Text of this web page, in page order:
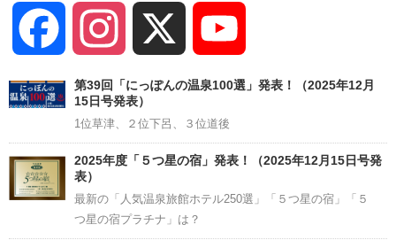
Facebook Instagram
Channel
第39回「にっぽんの温泉100選」発表！（2025年12月
15日号発表）
1位草津、２位下呂、３位道後
2025年度「５つ星の宿」発表！（2025年12月15日号発
表）
最新の「人気温泉旅館ホテル250選」「５つ星の宿」「５
つ星の宿プラチナ」は？